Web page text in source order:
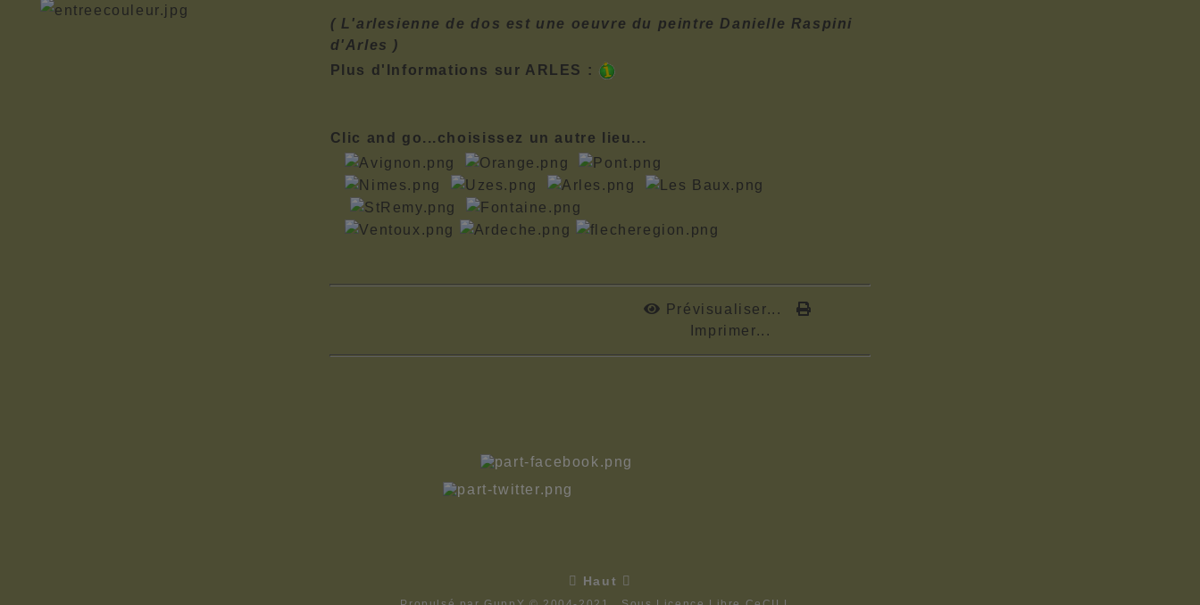
( L'arlesienne de dos est une oeuvre du peintre Danielle Raspini
d'Arles )
Plus d'Informations sur ARLES :
Clic and go...choisissez un autre lieu...
Prévisualiser...
Imprimer...
 Haut 